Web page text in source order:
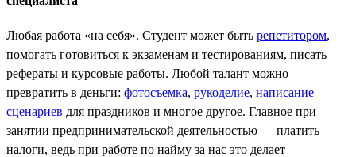
Любая работа «на себя». Студент может быть репетитором,
помогать готовиться к экзаменам и тестированиям, писать
рефераты и курсовые работы. Любой талант можно
превратить в деньги: фотосъемка, рукоделие, написание
сценариев для праздников и многое другое. Главное при
занятии предпринимательской деятельностью — платить
налоги, ведь при работе по найму за нас это делает